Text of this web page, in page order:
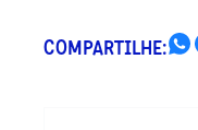
COMPARTILHE: